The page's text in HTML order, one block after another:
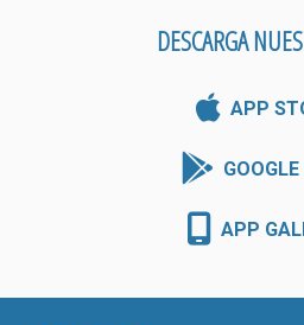
DESCARGA
APP
APP